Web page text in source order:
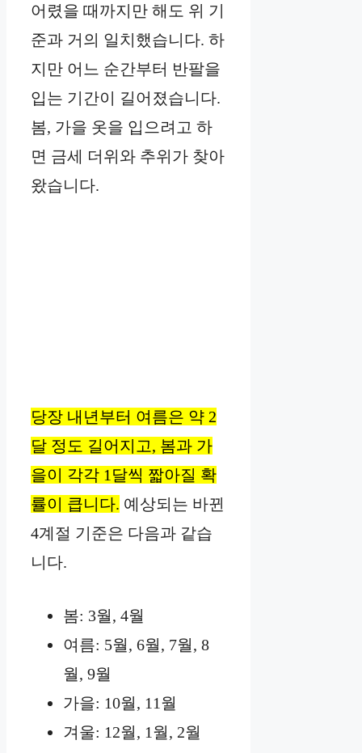
어렸을 때까지만 해도 위 기
준과 거의 일치했습니다. 하
지만 어느 순간부터 반팔을
입는 기간이 길어졌습니다.
봄, 가을 옷을 입으려고 하
면 금세 더위와 추위가 찾아
왔습니다.
당장 내년부터 여름은 약 2
달 정도 길어지고, 봄과 가
을이 각각 1달씩 짧아질 확
률이 큽니다. 예상되는 바뀐
4계절 기준은 다음과 같습
니다.
봄: 3월, 4월
여름: 5월, 6월, 7월, 8
월, 9월
가을: 10월, 11월
겨울: 12월, 1월, 2월